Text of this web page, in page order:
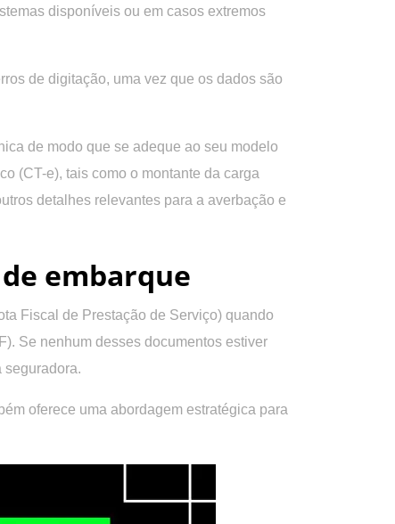
disponíveis ou em casos extremos
de digitação, uma vez que os dados são
de modo que se adeque ao seu modelo
(CT-e), tais como o montante da carga
detalhes relevantes para a averbação e
embarque
Fiscal de Prestação de Serviço) quando
Se nenhum desses documentos estiver
seguradora.
oferece uma abordagem estratégica para